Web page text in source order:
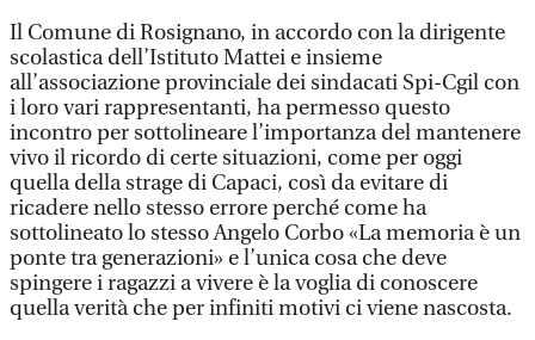
Il Comune di Rosignano, in accordo con la dirigente
scolastica dell’Istituto Mattei e insieme
all’associazione provinciale dei sindacati Spi-Cgil con
i loro vari rappresentanti, ha permesso questo
incontro per sottolineare l’importanza del mantenere
vivo il ricordo di certe situazioni, come per oggi
quella della strage di Capaci, così da evitare di
ricadere nello stesso errore perché come ha
sottolineato lo stesso Angelo Corbo «La memoria è un
ponte tra generazioni» e l’unica cosa che deve
spingere i ragazzi a vivere è la voglia di conoscere
quella verità che per infiniti motivi ci viene nascosta.